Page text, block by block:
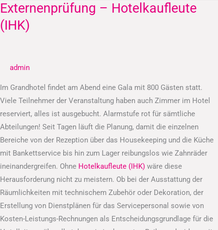
Externenprüfung – Hotelkaufleute
(IHK)
admin
Im Grandhotel findet am Abend eine Gala mit 800 Gästen statt.
Viele Teilnehmer der Veranstaltung haben auch Zimmer im Hotel
reserviert, alles ist ausgebucht. Alarmstufe rot für sämtliche
Abteilungen! Seit Tagen läuft die Planung, damit die einzelnen
Bereiche von der Rezeption über das Housekeeping und die Küche
mit Bankettservice bis hin zum Lager reibungslos wie Zahnräder
ineinandergreifen. Ohne Hotelkaufleute (IHK) wäre diese
Herausforderung nicht zu meistern. Ob bei der Ausstattung der
Räumlichkeiten mit technischem Zubehör oder Dekoration, der
Erstellung von Dienstplänen für das Servicepersonal sowie von
Kosten-Leistungs-Rechnungen als Entscheidungsgrundlage für die
Externenprüfung
–
Hotelkaufleute